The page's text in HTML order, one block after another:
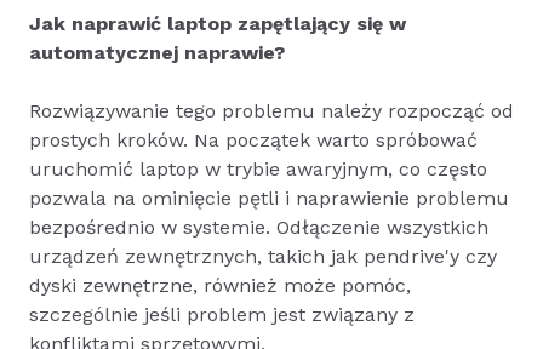
Jak naprawić laptop zapętlający się w
automatycznej naprawie?
Rozwiązywanie tego problemu należy rozpocząć od
prostych kroków. Na początek warto spróbować
uruchomić laptop w trybie awaryjnym, co często
pozwala na ominięcie pętli i naprawienie problemu
bezpośrednio w systemie. Odłączenie wszystkich
urządzeń zewnętrznych, takich jak pendrive'y czy
dyski zewnętrzne, również może pomóc,
szczególnie jeśli problem jest związany z
konfliktami sprzętowymi.